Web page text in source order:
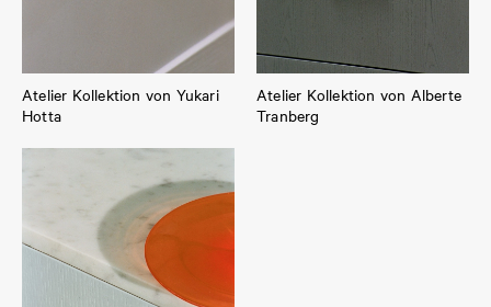
Atelier Kollektion von Yukari
Hotta
Atelier Kollektion von Alberte
Tranberg